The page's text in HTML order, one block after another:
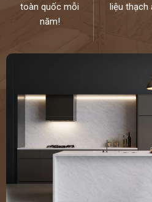
toàn quốc mỗi
năm!
liệu thạch